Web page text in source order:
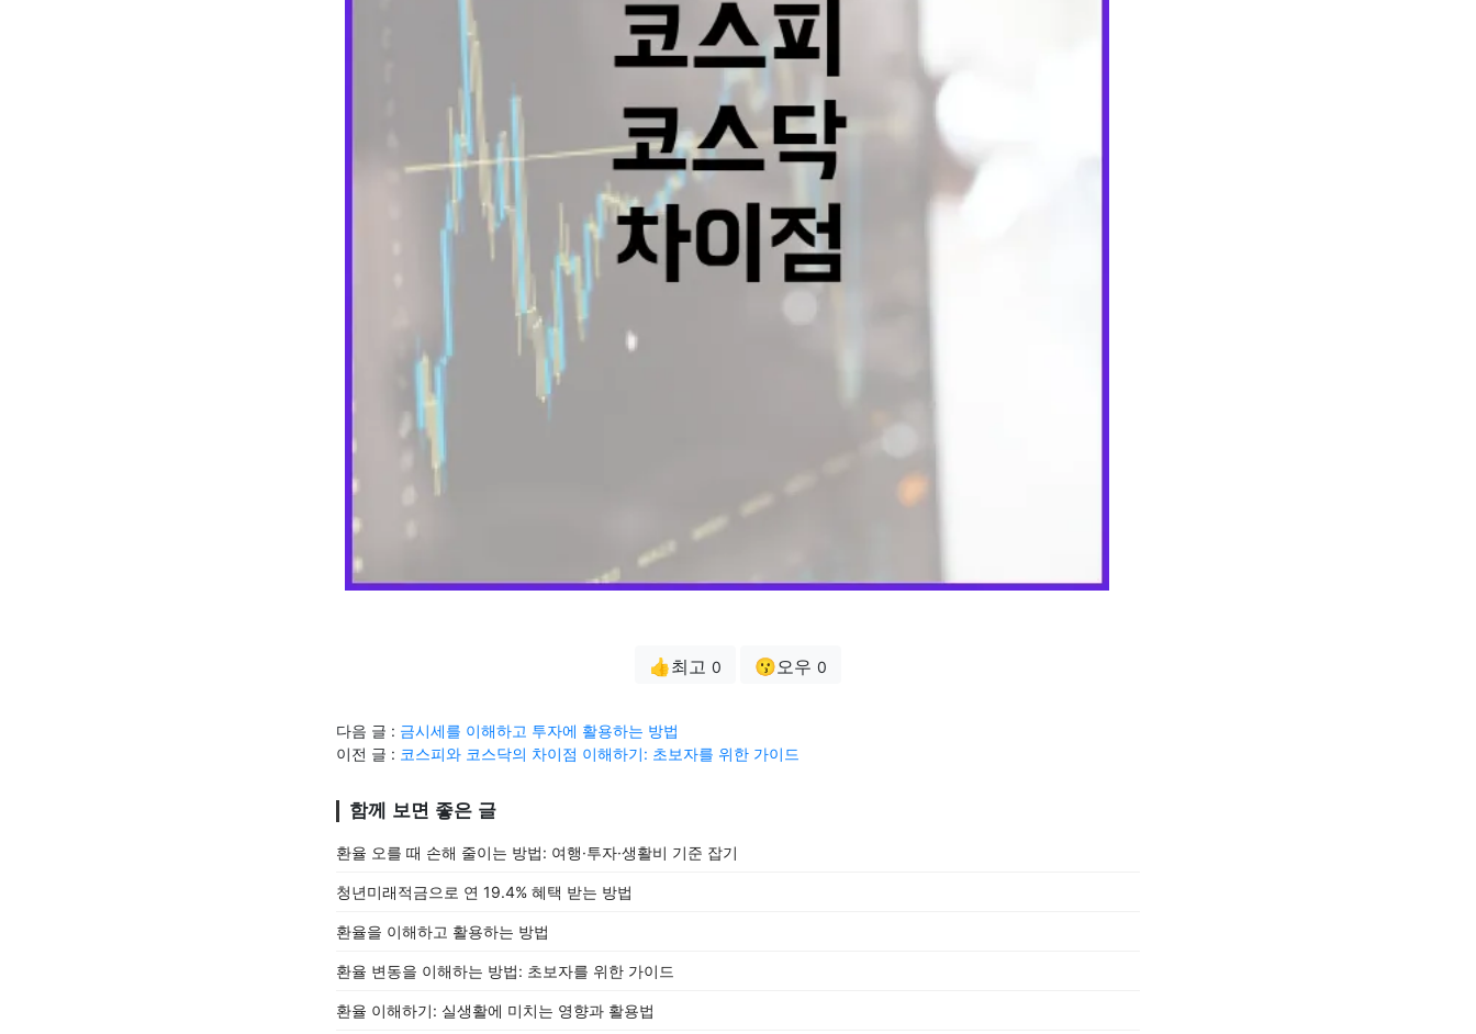
👍최고 0 😗오우 0
다음 글 : 금시세를 이해하고 투자에 활용하는 방법
이전 글 : 코스피와 코스닥의 차이점 이해하기: 초보자를 위한 가이드
함께 보면 좋은 글
환율 오를 때 손해 줄이는 방법: 여행·투자·생활비 기준 잡기
청년미래적금으로 연 19.4% 혜택 받는 방법
환율을 이해하고 활용하는 방법
환율 변동을 이해하는 방법: 초보자를 위한 가이드
환율 이해하기: 실생활에 미치는 영향과 활용법